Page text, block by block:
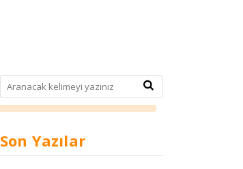
Son Yazılar